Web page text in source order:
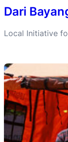
Dari
Local Initiative